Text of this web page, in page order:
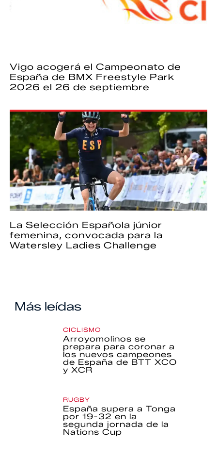
Vigo acogerá el Campeonato de
España de BMX Freestyle Park
2026 el 26 de septiembre
La Selección Española júnior
femenina, convocada para la
Watersley Ladies Challenge
Más leídas
CICLISMO
Arroyomolinos se
prepara para coronar a
los nuevos campeones
de España de BTT XCO
y XCR
RUGBY
España supera a Tonga
por 19-32 en la
segunda jornada de la
Nations Cup